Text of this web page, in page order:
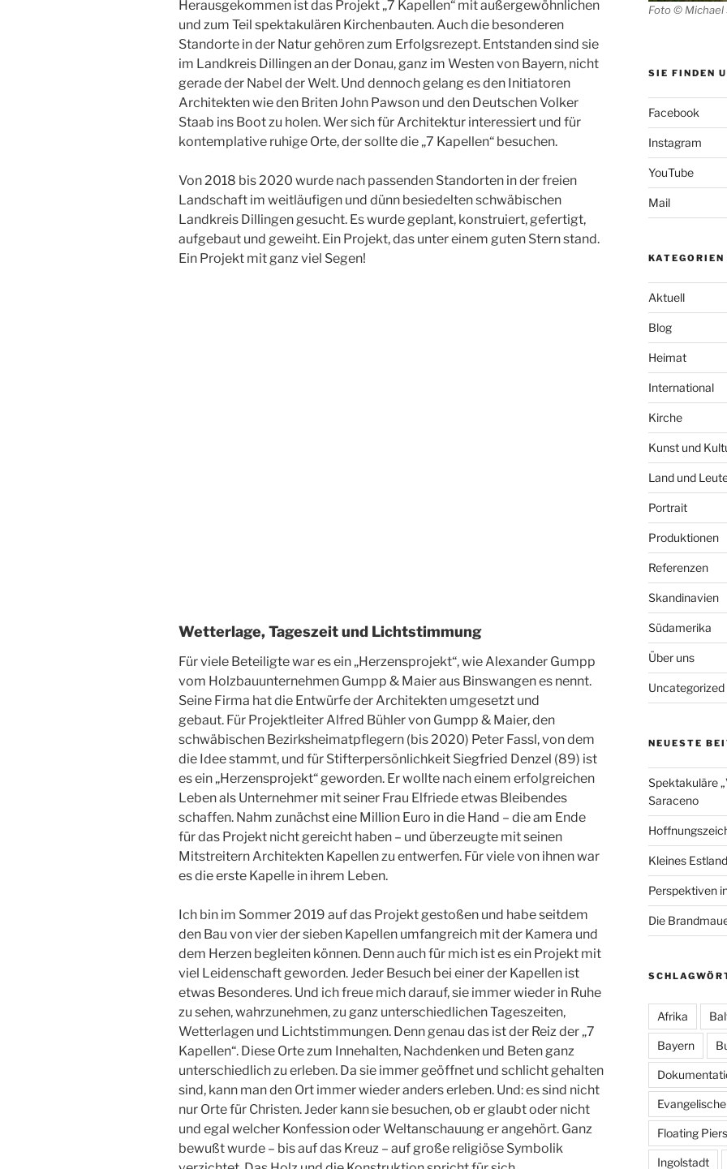
Herausgekommen ist das Projekt „7 Kapellen“ mit außergewöhnlichen
und zum Teil spektakulären Kirchenbauten. Auch die besonderen
Standorte in der Natur gehören zum Erfolgsrezept. Entstanden sind sie
im Landkreis Dillingen an der Donau, ganz im Westen von Bayern, nicht
gerade der Nabel der Welt. Und dennoch gelang es den Initiatoren
Architekten wie den Briten John Pawson und den Deutschen Volker
Staab ins Boot zu holen. Wer sich für Architektur interessiert und für
kontemplative ruhige Orte, der sollte die „7 Kapellen“ besuchen.
Von 2018 bis 2020 wurde nach passenden Standorten in der freien
Landschaft im weitläufigen und dünn besiedelten schwäbischen
Landkreis Dillingen gesucht. Es wurde geplant, konstruiert, gefertigt,
aufgebaut und geweiht. Ein Projekt, das unter einem guten Stern stand.
Ein Projekt mit ganz viel Segen!
Wetterlage, Tageszeit und Lichtstimmung
Für viele Beteiligte war es ein „Herzensprojekt“, wie Alexander Gumpp
vom Holzbauunternehmen Gumpp & Maier aus Binswangen es nennt.
Seine Firma hat die Entwürfe der Architekten umgesetzt und
gebaut. Für Projektleiter Alfred Bühler von Gumpp & Maier, den
schwäbischen Bezirksheimatpflegern (bis 2020) Peter Fassl, von dem
die Idee stammt, und für Stifterpersönlichkeit Siegfried Denzel (89) ist
es ein „Herzensprojekt“ geworden. Er wollte nach einem erfolgreichen
Leben als Unternehmer mit seiner Frau Elfriede etwas Bleibendes
schaffen. Nahm zunächst eine Million Euro in die Hand – die am Ende
für das Projekt nicht gereicht haben – und überzeugte mit seinen
Mitstreitern Architekten Kapellen zu entwerfen. Für viele von ihnen war
es die erste Kapelle in ihrem Leben.
Ich bin im Sommer 2019 auf das Projekt gestoßen und habe seitdem
den Bau von vier der sieben Kapellen umfangreich mit der Kamera und
dem Herzen begleiten können. Denn auch für mich ist es ein Projekt mit
viel Leidenschaft geworden. Jeder Besuch bei einer der Kapellen ist
etwas Besonderes. Und ich freue mich darauf, sie immer wieder in Ruhe
zu sehen, wahrzunehmen, zu ganz unterschiedlichen Tageszeiten,
Wetterlagen und Lichtstimmungen. Denn genau das ist der Reiz der „7
Kapellen“. Diese Orte zum Innehalten, Nachdenken und Beten ganz
unterschiedlich zu erleben. Da sie immer geöffnet und schlicht gehalten
sind, kann man den Ort immer wieder anders erleben. Und: es sind nicht
nur Orte für Christen. Jeder kann sie besuchen, ob er glaubt oder nicht
und egal welcher Konfession oder Weltanschauung er angehört. Ganz
bewußt wurde – bis auf das Kreuz – auf große religiöse Symbolik
Foto © Michael
SIE FINDEN
Facebook
Instagram
YouTube
Mail
KATEGORIEN
Aktuell
Blog
Heimat
International
Kirche
Kunst und
Land und
Portrait
Produktionen
Referenzen
Skandinavien
Südamerika
Über uns
Uncategorized
NEUESTE
Spektakuläre
Saraceno
Kleines
Perspektiven
Die
Afrika
Bayern
Floating Piers
Ingolstadt